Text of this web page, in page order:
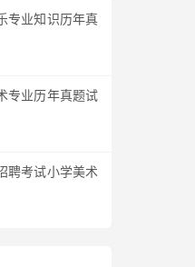
专业知识历年真
专业历年真题试
聘考试小学美术